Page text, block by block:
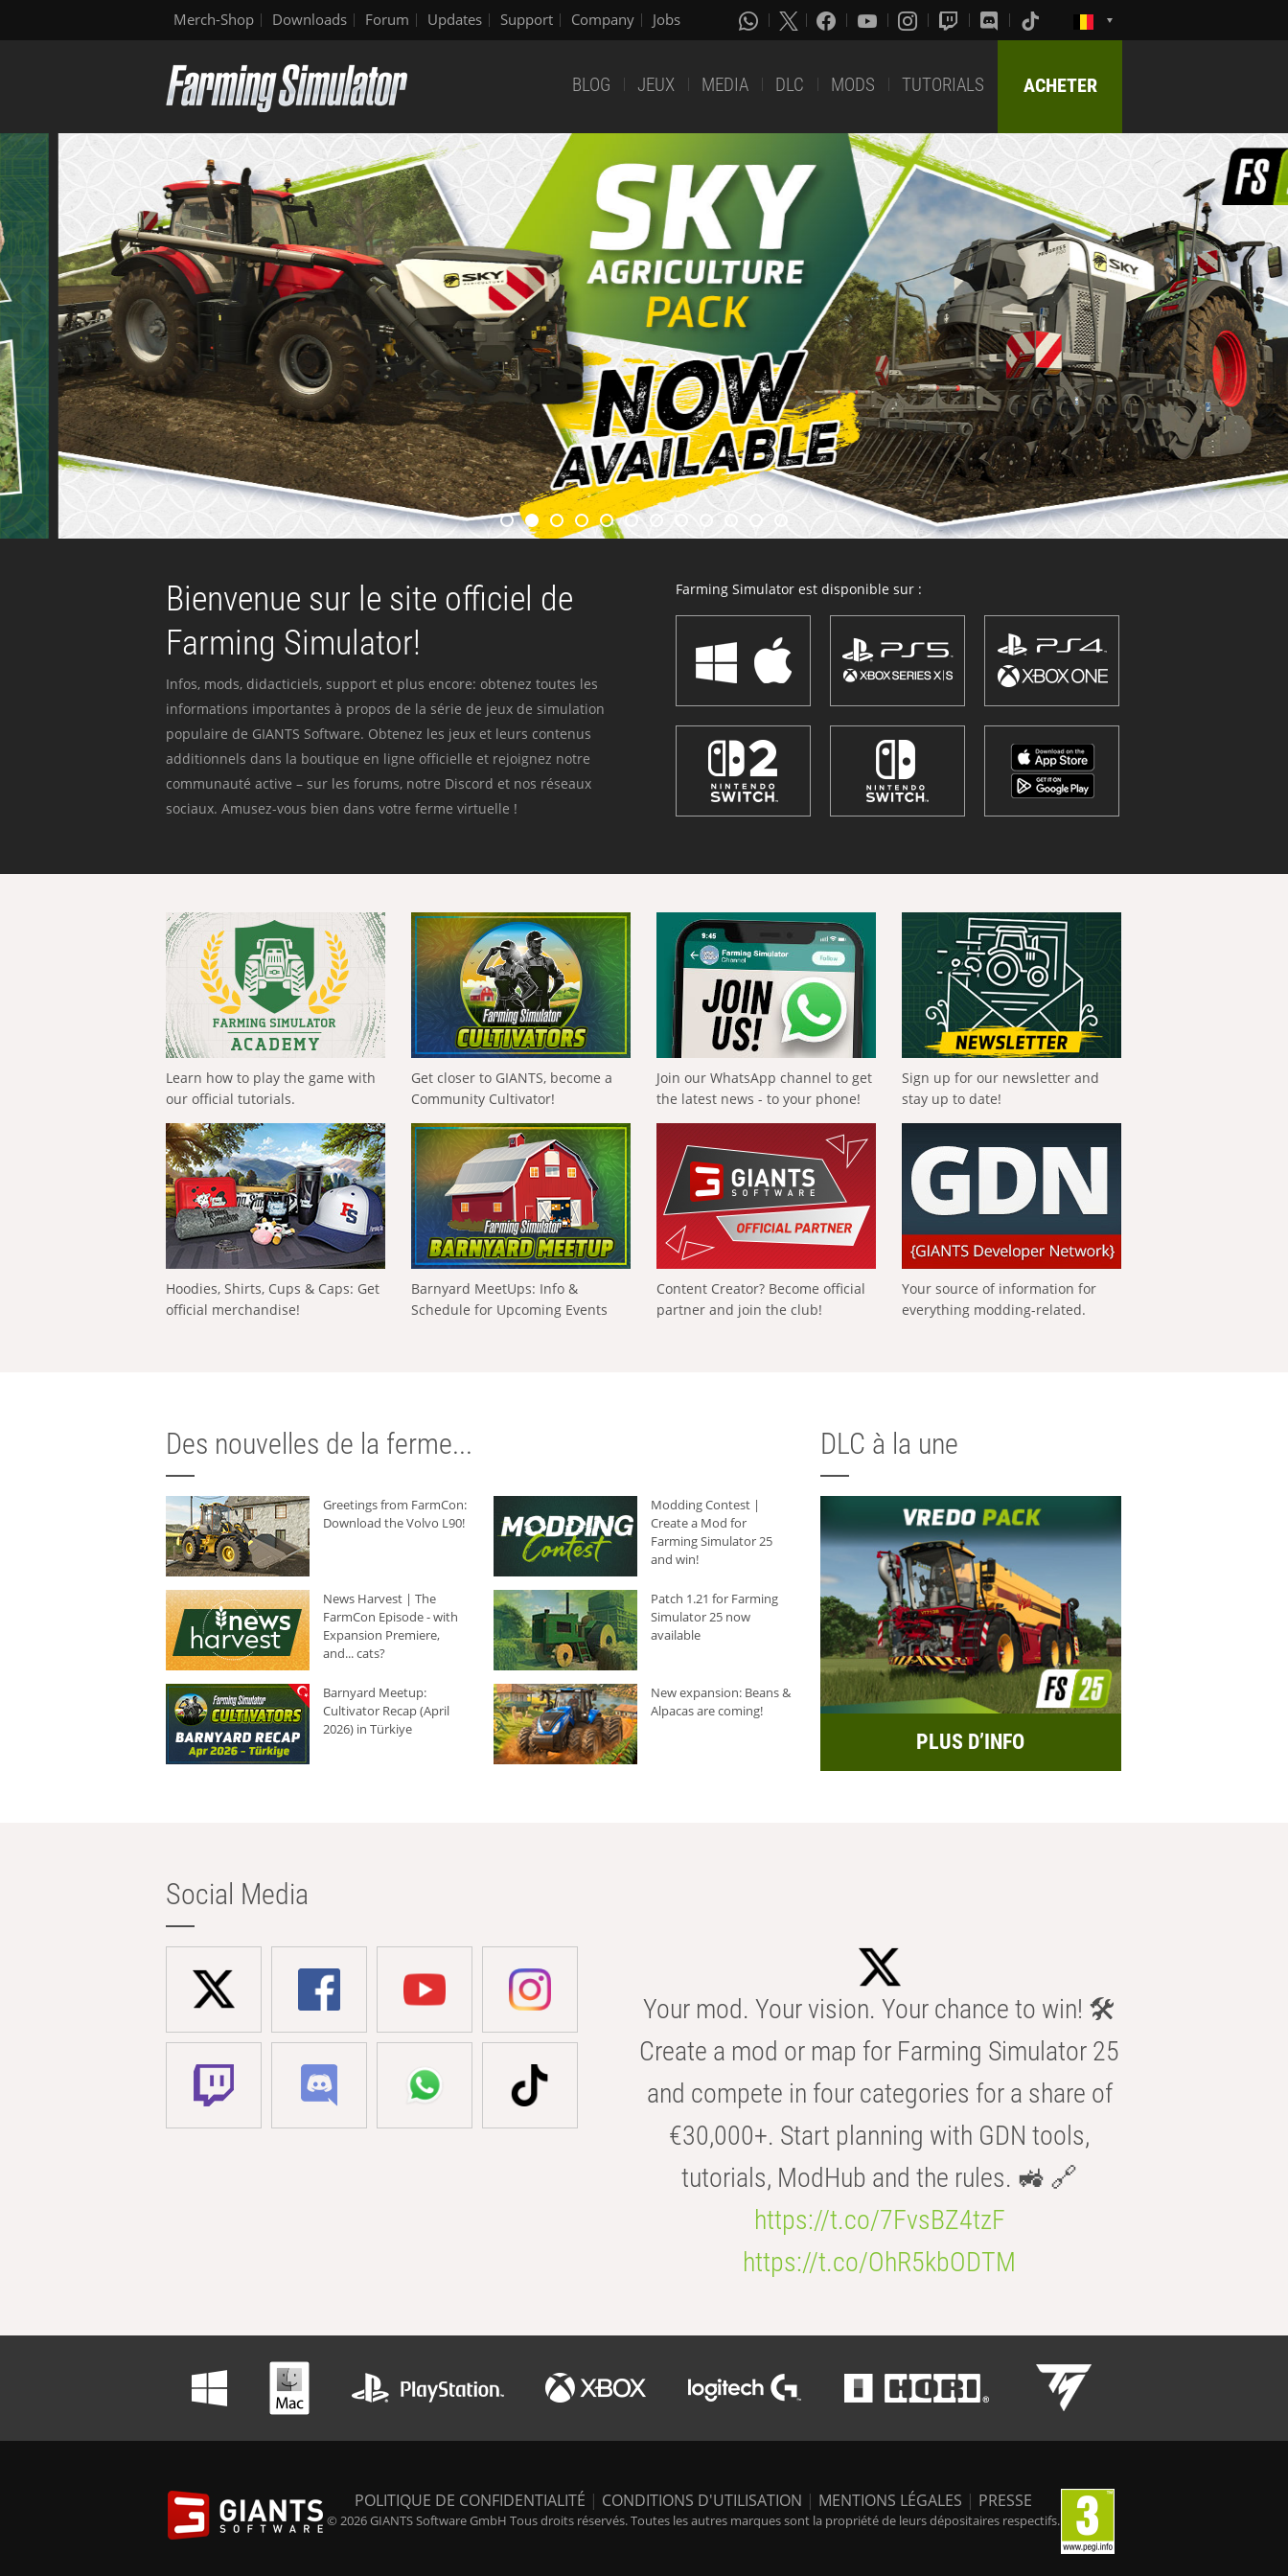
Merch-Shop Downloads Forum Updates Support Company Jobs
BLOG JEUX MEDIA DLC MODS TUTORIALS ACHETER
Bienvenue sur le site officiel de
Farming Simulator!
Infos, mods, didacticiels, support et plus encore: obtenez toutes les
informations importantes à propos de la série de jeux de simulation
populaire de GIANTS Software. Obtenez les jeux et leurs contenus
additionnels dans la boutique en ligne officielle et rejoignez notre
communauté active – sur les forums, notre Discord et nos réseaux
sociaux. Amusez-vous bien dans votre ferme virtuelle !
Farming Simulator est disponible sur :
Learn how to play the game with
our official tutorials.
Get closer to GIANTS, become a
Community Cultivator!
Join our WhatsApp channel to get
the latest news - to your phone!
Sign up for our newsletter and
stay up to date!
Hoodies, Shirts, Cups & Caps: Get
official merchandise!
Barnyard MeetUps: Info &
Schedule for Upcoming Events
Content Creator? Become official
partner and join the club!
Your source of information for
everything modding-related.
Des nouvelles de la ferme...
Greetings from FarmCon:
Download the Volvo L90!
Modding Contest |
Create a Mod for
Farming Simulator 25
and win!
News Harvest | The
FarmCon Episode - with
Expansion Premiere,
and... cats?
Patch 1.21 for Farming
Simulator 25 now
available
Barnyard Meetup:
Cultivator Recap (April
2026) in Türkiye
New expansion: Beans &
Alpacas are coming!
DLC à la une
PLUS D’INFO
Social Media
Your mod. Your vision. Your chance to win! 🛠️
Create a mod or map for Farming Simulator 25
and compete in four categories for a share of
€30,000+. Start planning with GDN tools,
tutorials, ModHub and the rules. 🚜 🔗
https://t.co/7FvsBZ4tzF
https://t.co/OhR5kbODTM
POLITIQUE DE CONFIDENTIALITÉ | CONDITIONS D'UTILISATION | MENTIONS LÉGALES | PRESSE
© 2026 GIANTS Software GmbH Tous droits réservés. Toutes les autres marques sont la propriété de leurs dépositaires respectifs.